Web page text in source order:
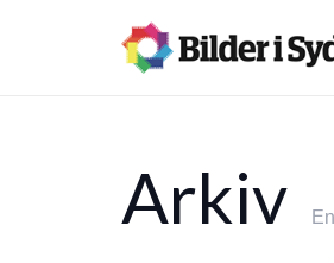
Arkiv